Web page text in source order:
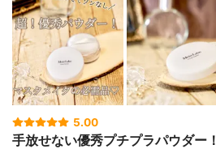
5.00
手放せない優秀プチプラパウダー！